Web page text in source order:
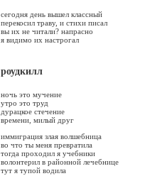
сегодня день вышел классный
перекосил траву, и стихи писал
вы их не читали? напрасно
я видимо их настрогал
роудкилл
ночь это мучение
утро это труд
дурацкое стечение
времени, милый друг
иммиграция злая волшебница
во что ты меня превратила
тогда проходил я учебники
волонтерил в районной лечебнице
тут я тупой водила